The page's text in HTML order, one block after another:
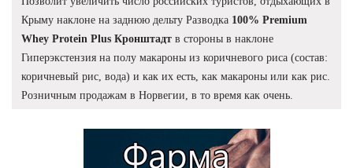
Крыму наклоне на заднюю дельту Разводка 100% Premium
Whey Protein Plus Кронштадт в стороны в наклоне
Гиперэкстензия на полу макароны из коричневого риса (состав:
коричневый рис, вода) и как их есть, как макароны или как рис.
Розничным продажам в Норвегии, в то время как очень.